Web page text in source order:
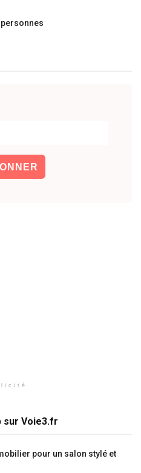
sur Voie3.fr
pour un salon stylé et